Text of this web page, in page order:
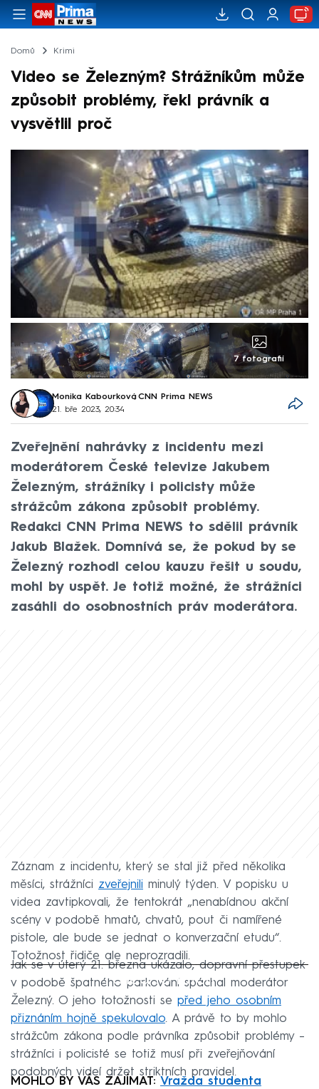
Domů Krimi
Video se Železným? Strážníkům může
způsobit problémy, řekl právník a
vysvětlil proč
7 fotografií
Monika Kabourková, CNN Prima NEWS
21. bře 2023, 20:34
Zveřejnění nahrávky z incidentu mezi
moderátorem České televize Jakubem
Železným, strážníky i policisty může
strážcům zákona způsobit problémy.
Redakci CNN Prima NEWS to sdělil právník
Jakub Blažek. Domnívá se, že pokud by se
Železný rozhodl celou kauzu řešit u soudu,
mohl by uspět. Je totiž možné, že strážníci
zasáhli do osobnostních práv moderátora.
Záznam z incidentu, který se stal již před několika
měsíci, strážníci zveřejnili minulý týden. V popisku u
videa zavtipkovali, že tentokrát „nenabídnou akční
scény v podobě hmatů, chvatů, pout či namířené
pistole, ale bude se jednat o konverzační etudu“.
Totožnost řidiče ale neprozradili.
Failed to fetch
Jak se v úterý 21. března ukázalo, dopravní přestupek
v podobě špatného parkování spáchal moderátor
Železný. O jeho totožnosti se před jeho osobním
přiznáním hojně spekulovalo. A právě to by mohlo
strážcům zákona podle právníka způsobit problémy –
strážníci i policisté se totiž musí při zveřejňování
podobných videí držet striktních pravidel.
MOHLO BY VÁS ZAJÍMAT: Vražda studenta